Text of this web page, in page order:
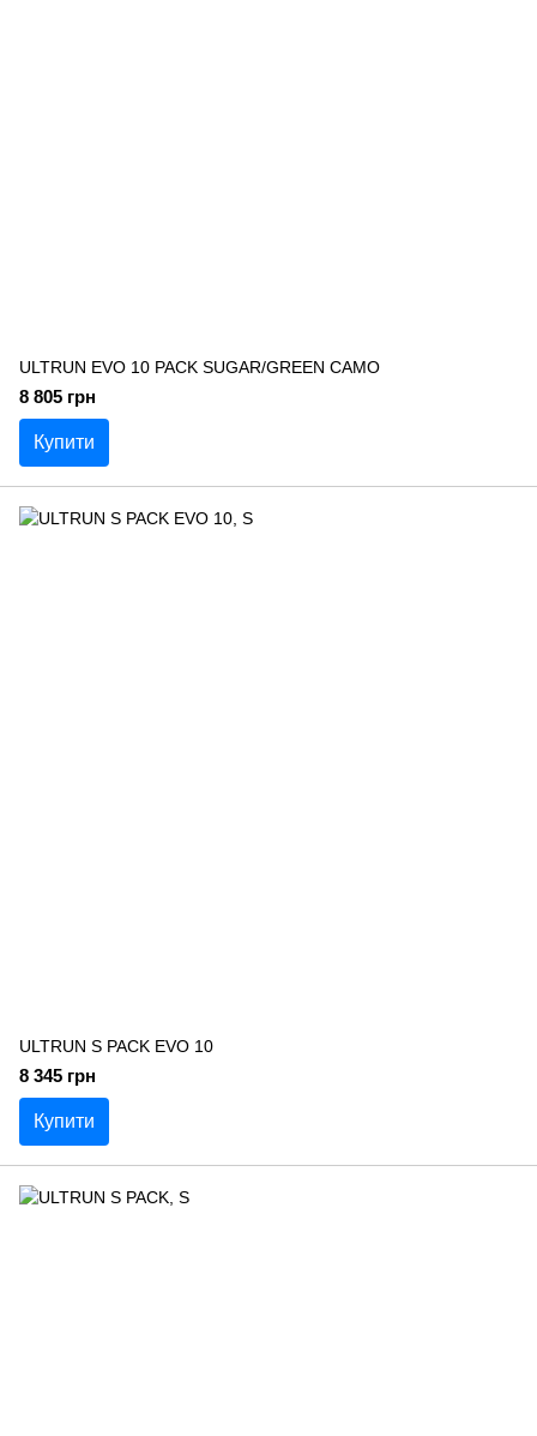
ULTRUN EVO 10 PACK SUGAR/GREEN CAMO
8 805 грн
Купити
ULTRUN S PACK EVO 10
8 345 грн
Купити